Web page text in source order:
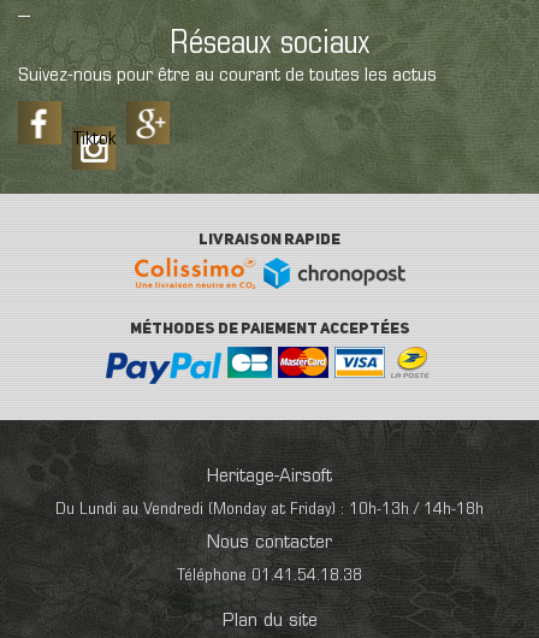
Réseaux sociaux
Suivez-nous pour être au courant de toutes les actus
Tiktok
LIVRAISON RAPIDE
MÉTHODES DE PAIEMENT ACCEPTÉES
Heritage-Airsoft
Du Lundi au Vendredi (Monday at Friday) : 10h-13h / 14h-18h
Nous contacter
Téléphone 01.41.54.18.38
Plan du site